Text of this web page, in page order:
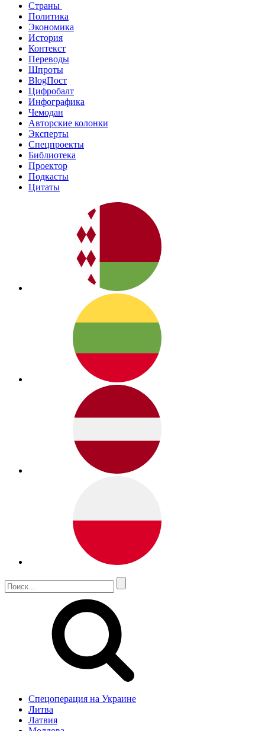
Страны
Политика
Экономика
История
Контекст
Переводы
Шпроты
BlogПост
Цифробалт
Инфографика
Чемодан
Авторские колонки
Эксперты
Спецпроекты
Библиотека
Проектор
Подкасты
Цитаты
Спецоперация на Украине
Литва
Латвия